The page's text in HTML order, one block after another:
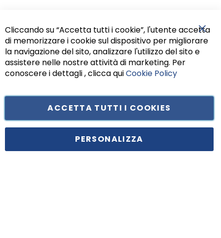
Cliccando su “Accetta tutti i cookie”, l'utente accetta
di memorizzare i cookie sul dispositivo per migliorare
la navigazione del sito, analizzare l'utilizzo del sito e
assistere nelle nostre attività di marketing. Per
conoscere i dettagli , clicca quiCookie Policy
ACCETTA TUTTI I COOKIES
PERSONALIZZA